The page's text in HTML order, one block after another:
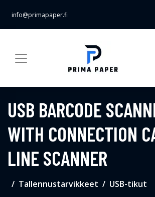
info@primapaper.fi
USB BARCODE
WITH CONNECTION
LINE SCANNER
Tallennustarvikkeet USB-tikut